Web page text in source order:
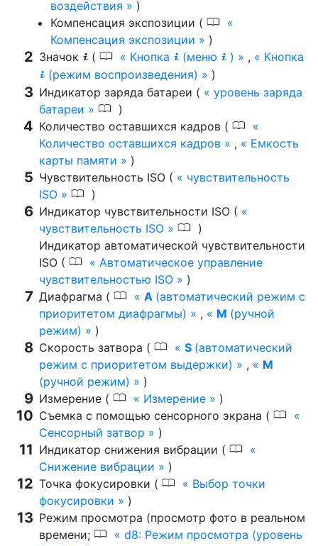
воздействия
)
Компенсация экспозиции ( 0
Компенсация экспозиции
)
Значок i ( 0 Кнопка i (меню i ) , Кнопка
i (режим воспроизведения)
)
Индикатор заряда батареи (
уровень заряда
батареи
0 )
Количество оставшихся кадров ( 0
Количество оставшихся кадров ,
Емкость
карты памяти
)
Чувствительность ISO (
чувствительность
ISO
0 )
Индикатор чувствительности ISO (
чувствительность ISO
0 )
Индикатор автоматической чувствительности
ISO ( 0
Автоматическое управление
чувствительностью ISO
)
Диафрагма ( 0 A (автоматический режим с
приоритетом диафрагмы)
, M (ручной
режим)
)
Скорость затвора ( 0 S (автоматический
режим с приоритетом выдержки)
,
M
(ручной режим)
)
Измерение ( 0 Измерение
)
Съемка с помощью сенсорного экрана ( 0
Сенсорный затвор
)
Индикатор снижения вибрации ( 0
Снижение вибрации
)
Точка фокусировки ( 0
Выбор точки
фокусировки
)
Режим просмотра (просмотр фото в реальном
времени; 0
d8: Режим просмотра (уровень